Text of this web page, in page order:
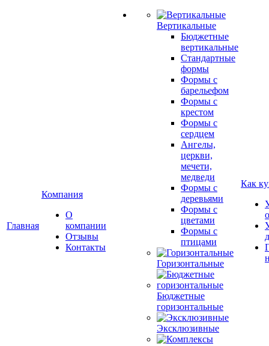
Главная
Компания
О
компании
Отзывы
Контакты
Вертикальные
Бюджетные
вертикальные
Стандартные
формы
Формы с
барельефом
Формы с
крестом
Формы с
сердцем
Ангелы,
церкви,
мечети,
медведи
Формы с
деревьями
Формы с
цветами
Формы с
птицами
Горизонтальные
Бюджетные
горизонтальные
Эксклюзивные
Как